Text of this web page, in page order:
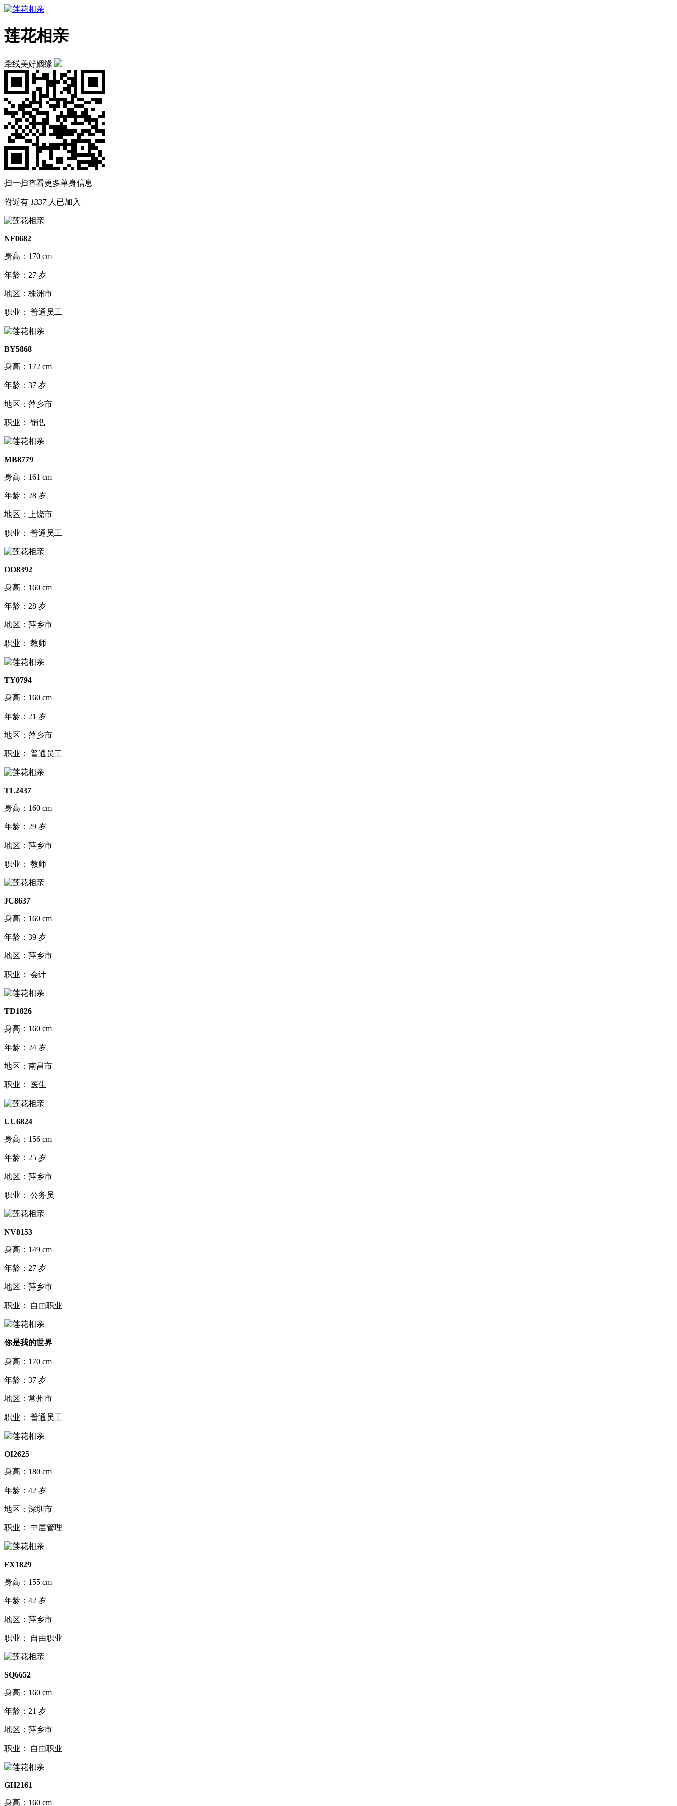
莲花相亲
牵线美好姻缘
扫一扫查看更多单身信息
附近有 1337人已加入
NF0682
身高：170 cm
年龄：27 岁
地区：株洲市
职业： 普通员工
BY5868
身高：172 cm
年龄：37 岁
地区：萍乡市
职业： 销售
MB8779
身高：161 cm
年龄：28 岁
地区：上饶市
职业： 普通员工
OO8392
身高：160 cm
年龄：28 岁
地区：萍乡市
职业： 教师
TY0794
身高：160 cm
年龄：21 岁
地区：萍乡市
职业： 普通员工
TL2437
身高：160 cm
年龄：29 岁
地区：萍乡市
职业： 教师
JC8637
身高：160 cm
年龄：39 岁
地区：萍乡市
职业： 会计
TD1826
身高：160 cm
年龄：24 岁
地区：南昌市
职业： 医生
UU6824
身高：156 cm
年龄：25 岁
地区：萍乡市
职业： 公务员
NV8153
身高：149 cm
年龄：27 岁
地区：萍乡市
职业： 自由职业
你是我的世界
身高：170 cm
年龄：37 岁
地区：常州市
职业： 普通员工
OI2625
身高：180 cm
年龄：42 岁
地区：深圳市
职业： 中层管理
FX1829
身高：155 cm
年龄：42 岁
地区：萍乡市
职业： 自由职业
SQ6652
身高：160 cm
年龄：21 岁
地区：萍乡市
职业： 自由职业
GH2161
身高：160 cm